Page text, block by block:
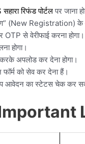
रिफंड पोर्टलपर जाना
(New Registration) के
से वेरीफाई करना होगा।
होगा।
अपलोड कर देना होगा।
को सेव कर देना हैं।
आवेदन का स्टेटस चेक कर